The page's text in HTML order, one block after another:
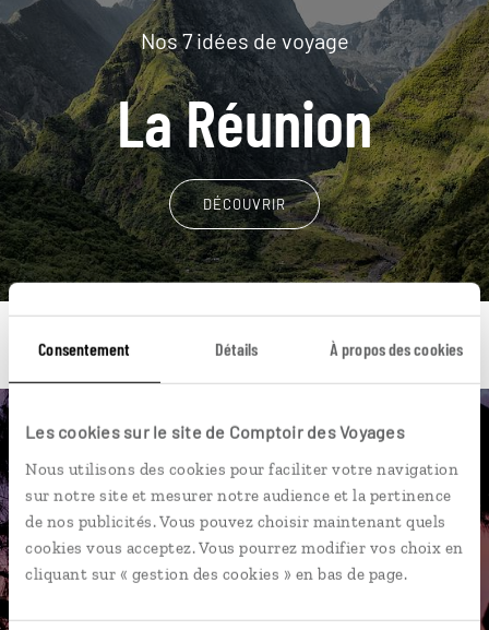
Consentement Détails À propos des cookies
Les cookies sur le site de Comptoir des Voyages
Nous utilisons des cookies pour faciliter votre navigation
sur notre site et mesurer notre audience et la pertinence
de nos publicités. Vous pouvez choisir maintenant quels
cookies vous acceptez. Vous pourrez modifier vos choix en
cliquant sur « gestion des cookies » en bas de page.
Nos 7 idées de voyage
La Réunion
DÉCOUVRIR
Une envie de voyage
particulière ?